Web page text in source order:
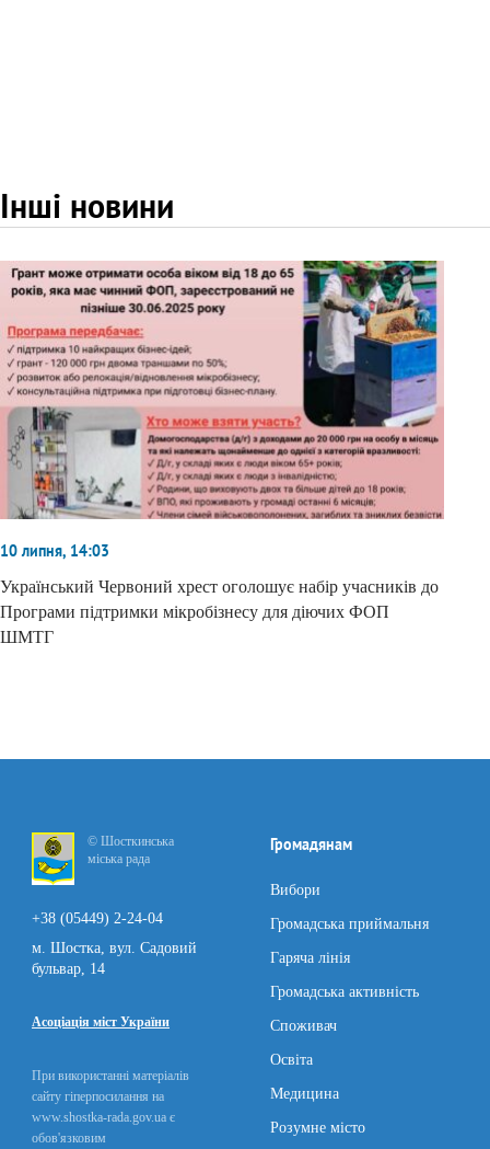
Інші новини
10 липня, 14:03
Український Червоний хрест оголошує набір учасників до
Програми підтримки мікробізнесу для діючих ФОП
ШМТГ
© Шосткинська
міська рада
+38 (05449) 2-24-04
м. Шостка, вул. Садовий
бульвар, 14
Асоціація міст України
При використанні матеріалів
сайту гіперпосилання на
www.shostka-rada.gov.ua є
обов'язковим
Громадянам
Вибори
Громадська приймальня
Гаряча лінія
Громадська активність
Споживач
Освіта
Медицина
Розумне місто